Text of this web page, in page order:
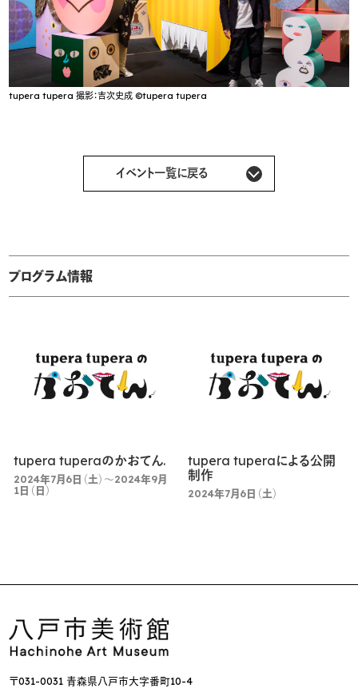
tupera tupera 撮影：吉次史成 ©tupera tupera
イベント一覧に戻る
プログラム情報
tupera tuperaのかおてん.
2024年7月6日（土）～2024年9月
1日（日）
tupera tuperaによる公開
制作
2024年7月6日（土）
〒031-0031 青森県八戸市大字番町10-4